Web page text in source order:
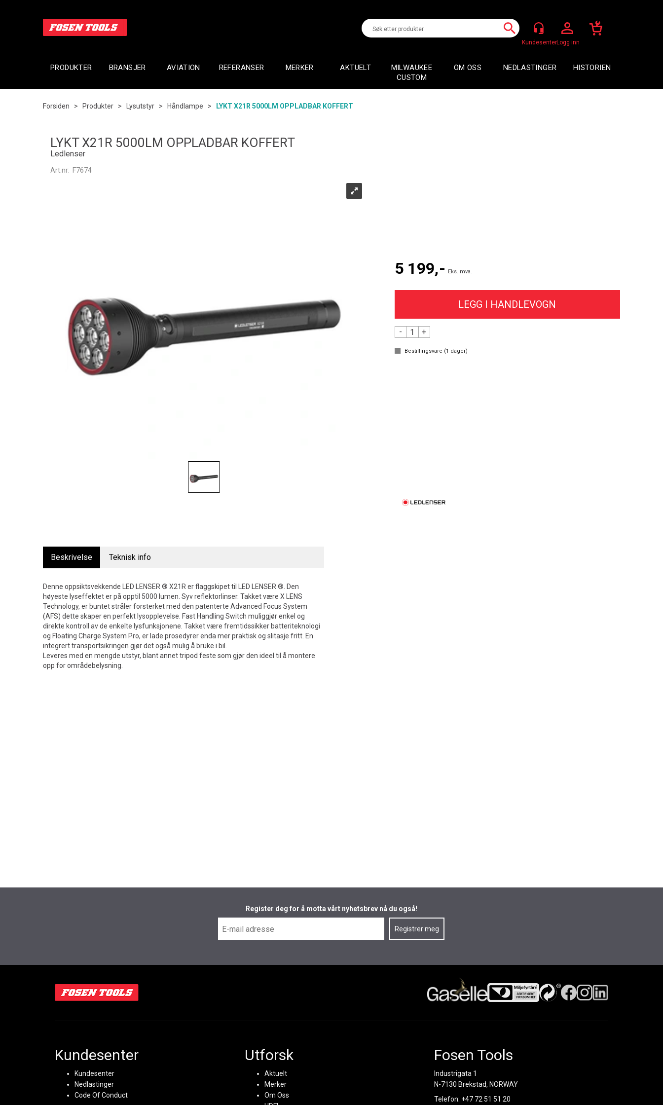
Logg inn
PRODUKTER BRANSJER AVIATION REFERANSER MERKER AKTUELT
MILWAUKEE
CUSTOM
OM OSS NEDLASTINGER HISTORIEN
Forsiden > Produkter > Lysutstyr > Håndlampe > LYKT X21R 5000LM OPPLADBAR KOFFERT
LYKT X21R 5000LM OPPLADBAR KOFFERT
Ledlenser
Art.nr: F7674
5 199,- Eks. mva.
- +
Bestillingsvare (1 dager)
Beskrivelse Teknisk info
Denne oppsiktsvekkende LED LENSER ® X21R er flaggskipet til LED LENSER ®. Den
høyeste lyseffektet er på opptil 5000 lumen. Syv reflektorlinser. Takket være X LENS
Technology, er buntet stråler forsterket med den patenterte Advanced Focus System
(AFS) dette skaper en perfekt lysopplevelse. Fast Handling Switch muliggjør enkel og
direkte kontroll av de enkelte lysfunksjonene. Takket være fremtidssikker batteriteknologi
og Floating Charge System Pro, er lade prosedyrer enda mer praktisk og slitasje fritt. En
integrert transportsikringen gjør det også mulig å bruke i bil.
Leveres med en mengde utstyr, blant annet tripod feste som gjør den ideel til å montere
opp for områdebelysning.
Register deg for å motta vårt nyhetsbrev nå du også!
Kundesenter
Kundesenter
Nedlastinger
Code Of Conduct
Utforsk
Aktuelt
Merker
Om Oss
Fosen Tools
Industrigata 1
N-7130 Brekstad, NORWAY
Telefon: +47 72 51 51 20